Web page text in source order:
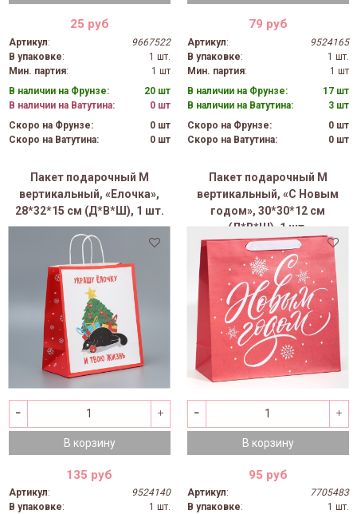
25 руб
Артикул:
9667522
В упаковке:
1 шт.
Мин. партия:
1 шт
В наличии на Фрунзе:
20 шт
В наличии на Ватутина:
0 шт
Скоро на Фрунзе:
0 шт
Скоро на Ватутина:
0 шт
79 руб
Артикул:
9524165
В упаковке:
1 шт.
Мин. партия:
1 шт
В наличии на Фрунзе:
17 шт
В наличии на Ватутина:
3 шт
Скоро на Фрунзе:
0 шт
Скоро на Ватутина:
0 шт
Пакет подарочный M
вертикальный, «Елочка»,
28*32*15 см (Д*В*Ш), 1 шт.
В корзину
135 руб
Артикул:
9524140
В упаковке:
1 шт.
Пакет подарочный M
вертикальный, «С Новым
годом», 30*30*12 см
(Д*В*Ш), 1 шт.
В корзину
95 руб
Артикул:
7705483
В упаковке:
1 шт.